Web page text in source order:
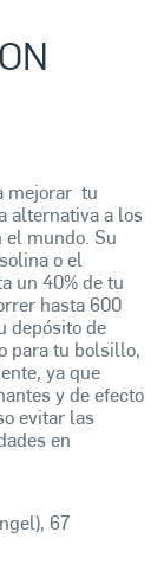
mejorar tu
alternativa a los
mundo. Su
o el
un 40% de tu
hasta 600
depósito de
para tu bolsillo,
ya que
y de efecto
evitar las
en
67